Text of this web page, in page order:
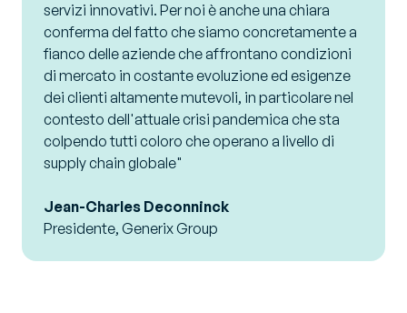
servizi innovativi. Per noi è anche una chiara
conferma del fatto che siamo concretamente a
fianco delle aziende che affrontano condizioni
di mercato in costante evoluzione ed esigenze
dei clienti altamente mutevoli, in particolare nel
contesto dell'attuale crisi pandemica che sta
colpendo tutti coloro che operano a livello di
supply chain globale"
Jean-Charles Deconninck
Presidente, Generix Group